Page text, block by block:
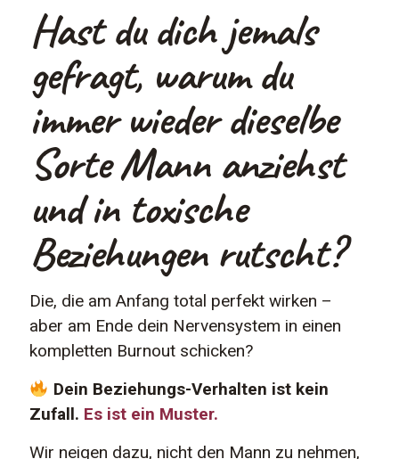
Hast du dich jemals
gefragt, warum du
immer wieder dieselbe
Sorte Mann anziehst
und in toxische
Beziehungen rutscht?
Die, die am Anfang total perfekt wirken –
aber am Ende dein Nervensystem in einen
kompletten Burnout schicken?
Dein Beziehungs-Verhalten ist kein
Zufall. Es ist ein Muster.
Wir neigen dazu, nicht den Mann zu nehmen,